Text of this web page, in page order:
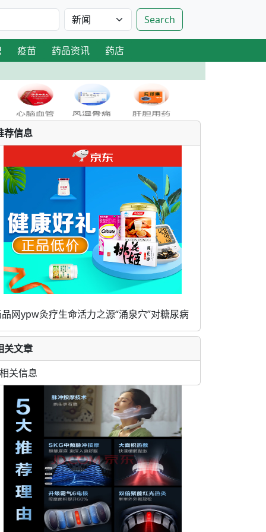
Search
疫苗 药品资讯 药店
荐信息
网ypw灸疗生命活力之源“涌泉穴”对糖尿病
关文章
关信息